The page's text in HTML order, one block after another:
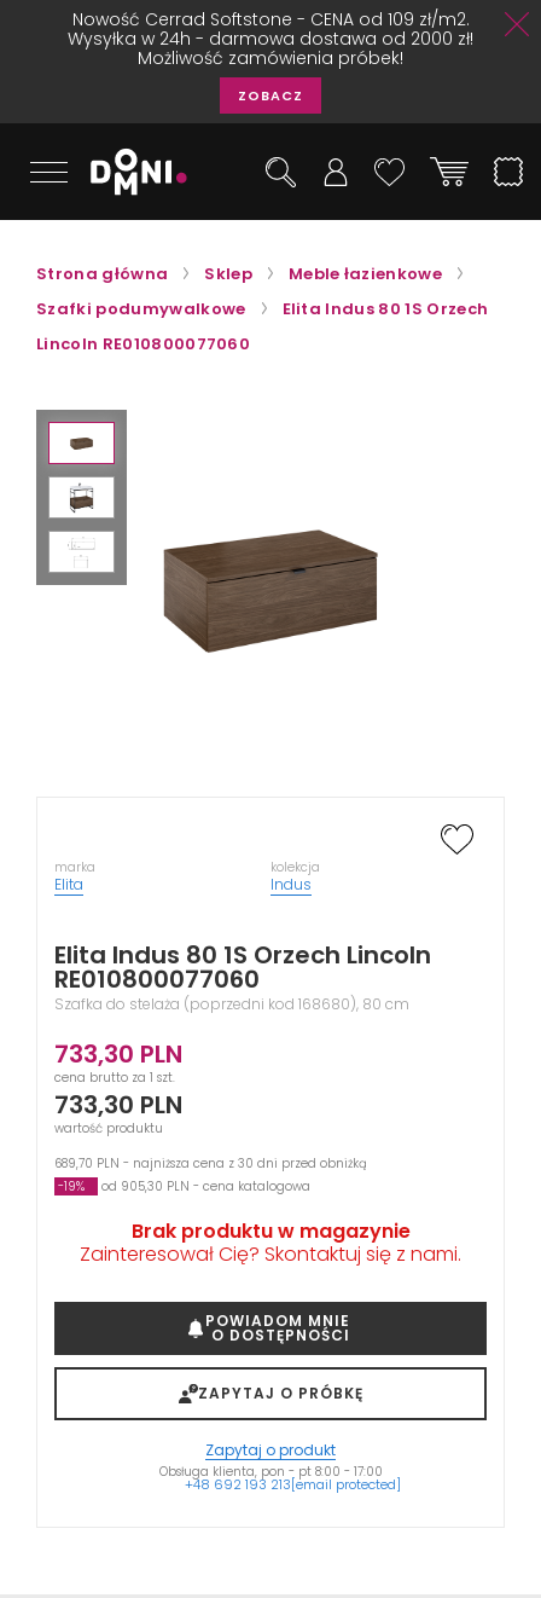
Nowość Cerrad Softstone - CENA od 109 zł/m2.
Wysyłka w 24h - darmowa dostawa od 2000 zł!
Możliwość zamówienia próbek!
ZOBACZ
Strona główna Sklep
Meble łazienkowe
Szafki podumywalkowe
Elita Indus 80 1S Orzech
Lincoln RE010800077060
marka
Elita
kolekcja
Indus
Elita Indus 80 1S Orzech Lincoln
RE010800077060
Szafka do stelaża (poprzedni kod 168680), 80 cm
733,30 PLN
cena brutto za 1 szt.
733,30 PLN
wartość produktu
689,70 PLN - najniższa cena z 30 dni przed obniżką
-19%
od 905,30 PLN - cena katalogowa
Brak produktu w magazynie
Zainteresował Cię? Skontaktuj się z nami.
POWIADOM MNIE
O DOSTĘPNOŚCI
ZAPYTAJ O PRÓBKĘ
Zapytaj o produkt
Obsługa klienta, pon - pt 8:00 - 17:00
+48 692 193 213[email protected]